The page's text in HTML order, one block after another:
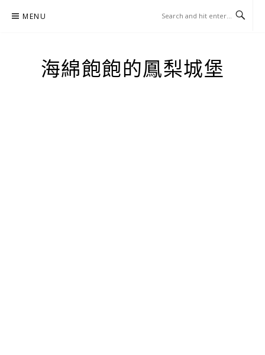
MENU
海綿飽飽的鳳梨城堡